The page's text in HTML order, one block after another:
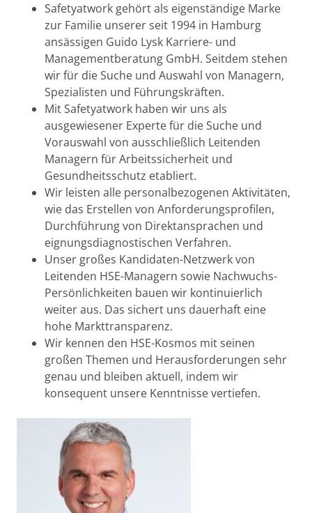
Safetyatwork gehört als eigenständige Marke
zur Familie unserer seit 1994 in Hamburg
ansässigen Guido Lysk Karriere- und
Managementberatung GmbH. Seitdem stehen
wir für die Suche und Auswahl von Managern,
Spezialisten und Führungskräften.
Mit Safetyatwork haben wir uns als
ausgewiesener Experte für die Suche und
Vorauswahl von ausschließlich Leitenden
Managern für Arbeitssicherheit und
Gesundheitsschutz etabliert.
Wir leisten alle personalbezogenen Aktivitäten,
wie das Erstellen von Anforderungsprofilen,
Durchführung von Direktansprachen und
eignungsdiagnostischen Verfahren.
Unser großes Kandidaten-Netzwerk von
Leitenden HSE-Managern sowie Nachwuchs-
Persönlichkeiten bauen wir kontinuierlich
weiter aus. Das sichert uns dauerhaft eine
hohe Markttransparenz.
Wir kennen den HSE-Kosmos mit seinen
großen Themen und Herausforderungen sehr
genau und bleiben aktuell, indem wir
konsequent unsere Kenntnisse vertiefen.